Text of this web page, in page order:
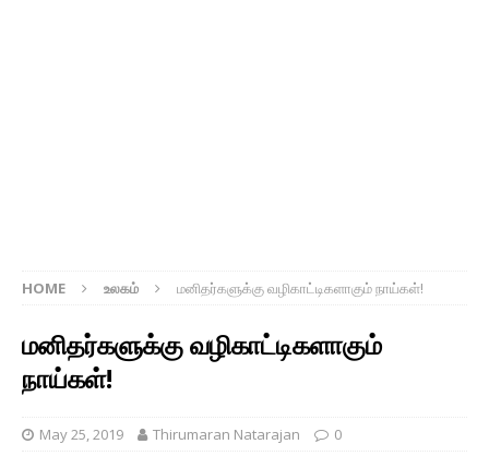
HOME உலகம் மனிதர்களுக்கு வழிகாட்டிகளாகும் நாய்கள்!
மனிதர்களுக்கு வழிகாட்டிகளாகும்
நாய்கள்!
May 25, 2019 Thirumaran Natarajan 0